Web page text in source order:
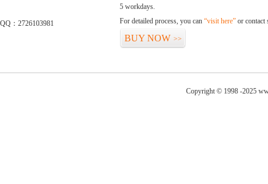
QQ：2726103981
5 workdays.
For detailed process, you can “visit here” or contact
BUY NOW >>
Copyright © 1998 -2025